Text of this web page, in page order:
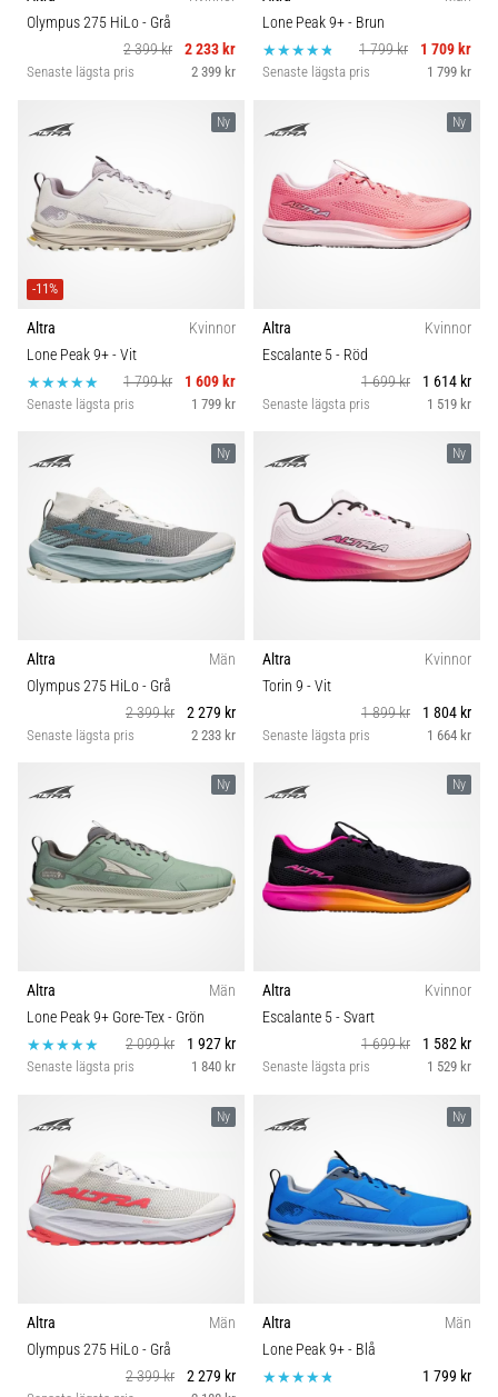
Hur
det
det…
6. 8. 2026
9 min. läsning
Löparknä:
Orsaker,
behandling
och
åtgärder
Löparknä,
även
känt
som
iliotibialbandssyndrom
ett
mycket
hälsoproblem
löpare
av.
Vad…
artiklar
Skobredd
Olympus 275 HiLo- Grå
2 399 kr
2 233 kr
Senaste lägsta pris 2 399 kr
Lone Peak 9+- Brun
1 799 kr
1 709 kr
Senaste lägsta pris 1 799 kr
Ny
-11%
Altra
Kvinnor
Lone Peak 9+- Vit
1 799 kr
1 609 kr
Senaste lägsta pris 1 799 kr
Ny
Altra
Kvinnor
Escalante 5- Röd
1 699 kr
1 614 kr
Senaste lägsta pris 1 519 kr
Ny
Altra
Män
Olympus 275 HiLo- Grå
2 399 kr
2 279 kr
Senaste lägsta pris 2 233 kr
Ny
Altra
Kvinnor
Torin 9 - Vit
1 899 kr
1 804 kr
Senaste lägsta pris 1 664 kr
Ny
Altra
Män
Lone Peak 9+ Gore-Tex- Grön
2 099 kr
1 927 kr
Senaste lägsta pris 1 840 kr
Ny
Altra
Kvinnor
Escalante 5- Svart
1 699 kr
1 582 kr
Senaste lägsta pris 1 529 kr
Ny
Altra
Män
Olympus 275 HiLo- Grå
2 399 kr
2 279 kr
Ny
Altra
Män
Lone Peak 9+- Blå
1 799 kr